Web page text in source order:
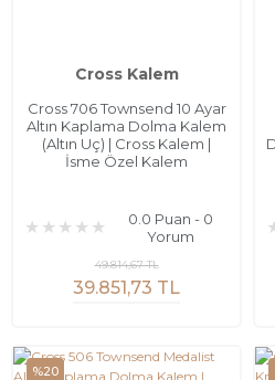
Cross Kalem
Cross 706 Townsend 10 Ayar
Altın Kaplama Dolma Kalem
(Altın Uç) | Cross Kalem |
İsme Özel Kalem
0.0 Puan - 0
Yorum
39.851,73 TL
49.814,67 TL
%20